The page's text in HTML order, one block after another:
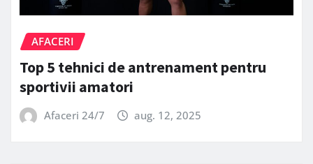
AFACERI
Top 5 tehnici de antrenament pentru
sportivii amatori
Afaceri 24/7 aug. 12, 2025